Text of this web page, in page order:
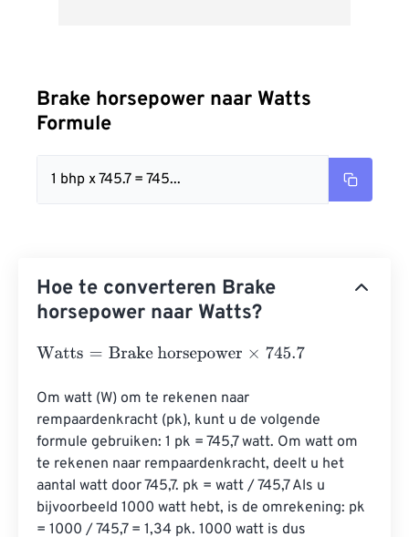
Brake horsepower naar Watts
Formule
1 bhp x 745.7 = 745...
Hoe te converteren Brake
horsepower naar Watts?
Watts= Brake horsepower×745.7
Om watt (W) om te rekenen naar
rempaardenkracht (pk), kunt u de volgende
formule gebruiken: 1 pk = 745,7 watt. Om watt om
te rekenen naar rempaardenkracht, deelt u het
aantal watt door 745,7. pk = watt / 745,7 Als u
bijvoorbeeld 1000 watt hebt, is de omrekening: pk
= 1000 / 745,7 = 1,34 pk. 1000 watt is dus